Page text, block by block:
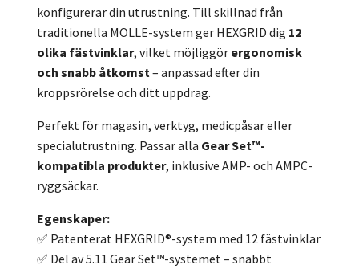
konfigurerar din utrustning. Till skillnad från
traditionella MOLLE-system ger HEXGRID dig 12
olika fästvinklar, vilket möjliggör ergonomisk
och snabb åtkomst– anpassad efter din
kroppsrörelse och ditt uppdrag.
Perfekt för magasin, verktyg, medicpåsar eller
specialutrustning. Passar alla Gear Set™-
kompatibla produkter, inklusive AMP- och AMPC-
ryggsäckar.
Egenskaper:
✅ Patenterat HEXGRID®-system med 12 fästvinklar
✅ Del av 5.11 Gear Set™-systemet – snabbt